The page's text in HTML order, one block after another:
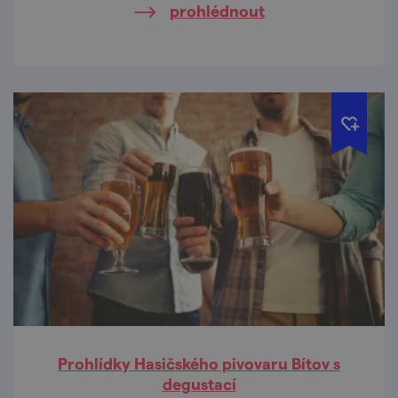
prohlédnout
Prohlídky Hasičského pivovaru Bítov s
degustací